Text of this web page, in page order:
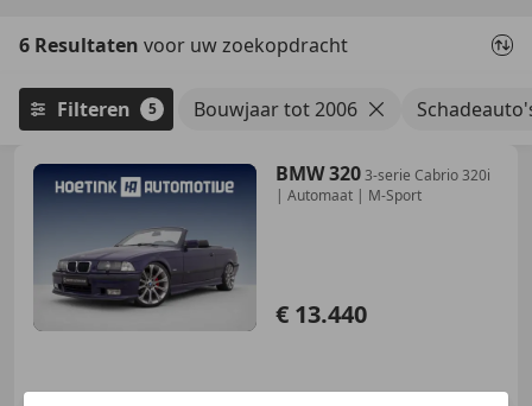
6 Resultaten voor uw zoekopdracht
Filteren 5 Bouwjaar tot 2006
BMW 3203-serie Cabrio 320i
| Automaat | M-Sport
€ 13.440